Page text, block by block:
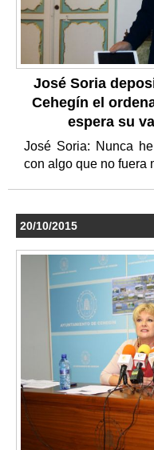
José Soria
Cehegín el
espera su
José Soria: Nunca
con algo que no fuera
20/10/2015